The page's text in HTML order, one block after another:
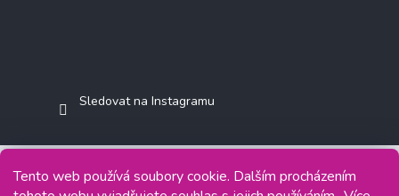
Tento web používá soubory cookie. Dalším procházením
Sledovat na Instagramu